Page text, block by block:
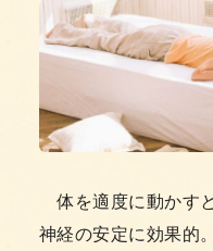
体を適度に動かす
神経の安定に効果的